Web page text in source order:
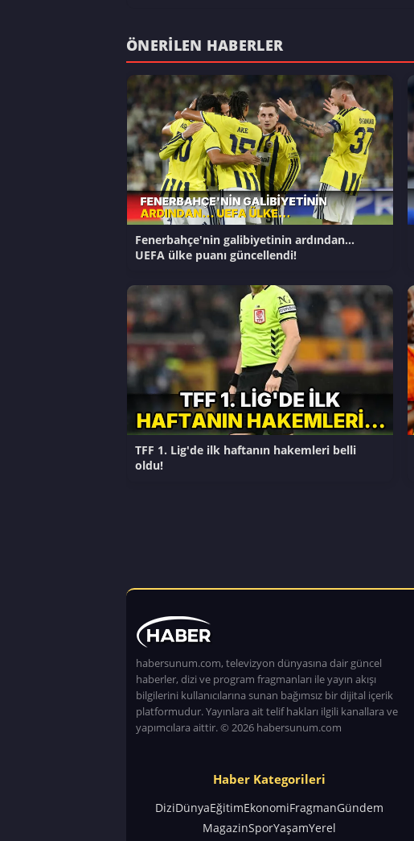
ÖNERILEN HABERLER
Fenerbahçe'nin galibiyetinin ardından...
UEFA ülke puanı güncellendi!
TFF 1. Lig'de ilk haftanın hakemleri belli
oldu!
habersunum.com, televizyon dünyasına dair güncel
haberler, dizi ve program fragmanları ile yayın akışı
bilgilerini kullanıcılarına sunan bağımsız bir dijital içerik
platformudur. Yayınlara ait telif hakları ilgili kanallara ve
yapımcılara aittir. © 2026 habersunum.com
Haber Kategorileri
DiziDünyaEğitimEkonomiFragmanGündem
MagazinSporYaşamYerel